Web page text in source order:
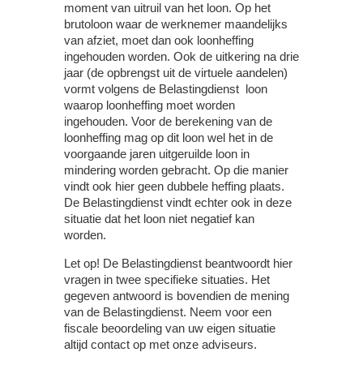
moment van uitruil van het loon. Op het
brutoloon waar de werknemer maandelijks
van afziet, moet dan ook loonheffing
ingehouden worden. Ook de uitkering na drie
jaar (de opbrengst uit de virtuele aandelen)
vormt volgens de Belastingdienst loon
waarop loonheffing moet worden
ingehouden. Voor de berekening van de
loonheffing mag op dit loon wel het in de
voorgaande jaren uitgeruilde loon in
mindering worden gebracht. Op die manier
vindt ook hier geen dubbele heffing plaats.
De Belastingdienst vindt echter ook in deze
situatie dat het loon niet negatief kan
worden.
Let op! De Belastingdienst beantwoordt hier
vragen in twee specifieke situaties. Het
gegeven antwoord is bovendien de mening
van de Belastingdienst. Neem voor een
fiscale beoordeling van uw eigen situatie
altijd contact op met onze adviseurs.